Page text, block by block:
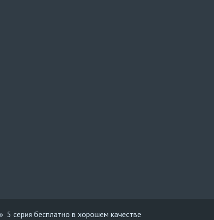
5 серия бесплатно в хорошем качестве